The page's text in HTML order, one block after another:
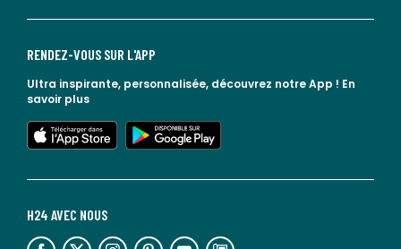
H24 AVEC NOUS
lien vers l'espace réseaux sociaux lien vers l'espace réseaux sociaux lien vers l'espace réseaux sociaux lien vers l'espace réseaux sociaux lien vers l'espace réseaux sociaux lien vers le blog la redoute
RENDEZ-VOUS SUR L'APP
Ultra inspirante, personnalisée, découvrez notre App ! En
savoir plus
lien vers l'app store
lien vers google play